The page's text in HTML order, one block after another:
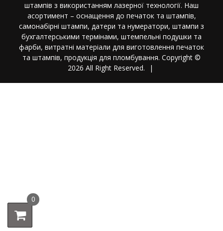
штампів з використанням лазерної технології. Наш
асортимент – оснащення до печаток та штампів,
самонабірні штампи, датери та нумератори, штампи з
бухгалтерськими термінами, штемпельні подушки та
фарби, витратні матеріали для виготовлення печаток
та штампів, продукція для пломбування. Copyright ©
2026 All Right Reserved.
|
0